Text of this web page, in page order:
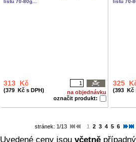
listů 70-80g...
na objednávku
označit produkt:
313 Kč
(379 Kč s DPH)
listů 70-
325
(393 Kč
stránek: 1/13 1 2 3 4 5 6
Uvedené ceny jsou včetně